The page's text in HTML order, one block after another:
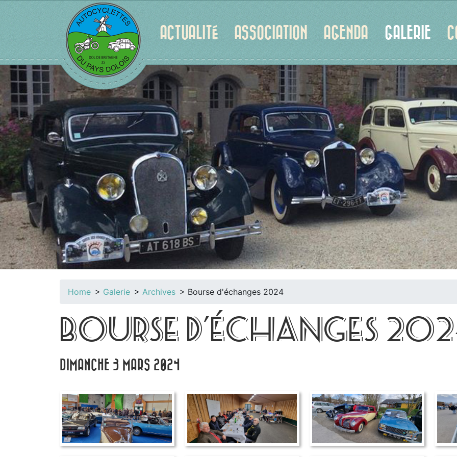
ACTUALITÉ ASSOCIATION AGENDA GALERIE
Home Galerie Archives Bourse d'échanges 2024
BOURSE D'ÉCHANGES
DIMANCHE 3 MARS 2024